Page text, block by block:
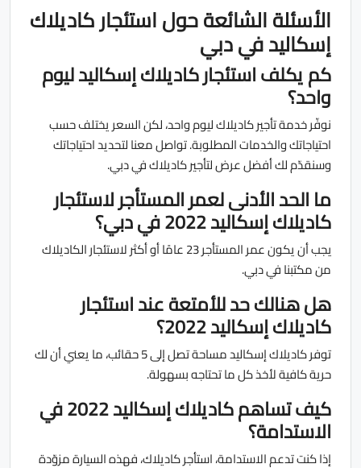
الأسئلة الشائعة حول استئجار كاديلاك
إسكاليد في دبي
كم يكلف استئجار كاديلاك إسكاليد ليوم
واحد؟
نوفّر خدمة تأجير كاديلاك ليوم واحد، لكن السعر يختلف حسب
احتياجاتك والخدمات المطلوبة. تواصل معنا لتحديد احتياجاتك
وسنقدّم لك أفضل عرض لتأجير كاديلاك في دبي.
ما الحد الأدنى لعمر المستأجر لاستئجار
كاديلاك إسكاليد 2022 في دبي؟
يجب أن يكون عمر المستأجر 23 عامًا أو أكثر لاستئجار الكاديلاك
من مكتبنا في دبي.
هل هنالك حد للأمتعة عند استئجار
كاديلاك إسكاليد 2022؟
توفر كاديلاك إسكاليد مساحة تصل إلى 5 حقائب، ما يعني أن لك
حرية كافية لأخذ كل ما تحتاجه بسهولة.
كيف تساهم كاديلاك إسكاليد 2022 في
الاستدامة؟
إذا كنت تدعم الاستدامة، استأجر كاديلاك، فهذه السيارة مزوّدة